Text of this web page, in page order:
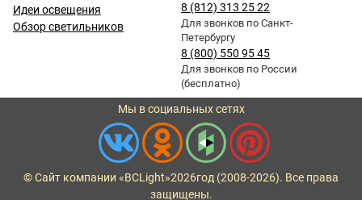
Идеи освещения
Обзор светильников
8 (812) 313 25 22
Для звонков по Санкт-
Петербургу
8 (800) 550 95 45
Для звонков по России
(бесплатно)
Мы в социальных сетях
© Сайт компании «BCLight»2026год (2008-2026). Все права
защищены.